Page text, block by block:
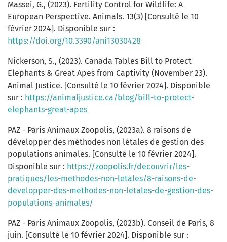
Massei, G., (2023). Fertility Control for Wildlife: A
European Perspective. Animals. 13(3) [Consulté le 10
février 2024]. Disponible sur :
https://doi.org/10.3390/ani13030428
Nickerson, S., (2023). Canada Tables Bill to Protect
Elephants & Great Apes from Captivity (November 23).
Animal Justice. [Consulté le 10 février 2024]. Disponible
sur : https://animaljustice.ca/blog/bill-to-protect-
elephants-great-apes
PAZ - Paris Animaux Zoopolis, (2023a). 8 raisons de
développer des méthodes non létales de gestion des
populations animales. [Consulté le 10 février 2024].
Disponible sur : https://zoopolis.fr/decouvrir/les-
pratiques/les-methodes-non-letales/8-raisons-de-
developper-des-methodes-non-letales-de-gestion-des-
populations-animales/
PAZ - Paris Animaux Zoopolis, (2023b). Conseil de Paris, 8
juin. [Consulté le 10 février 2024]. Disponible sur :